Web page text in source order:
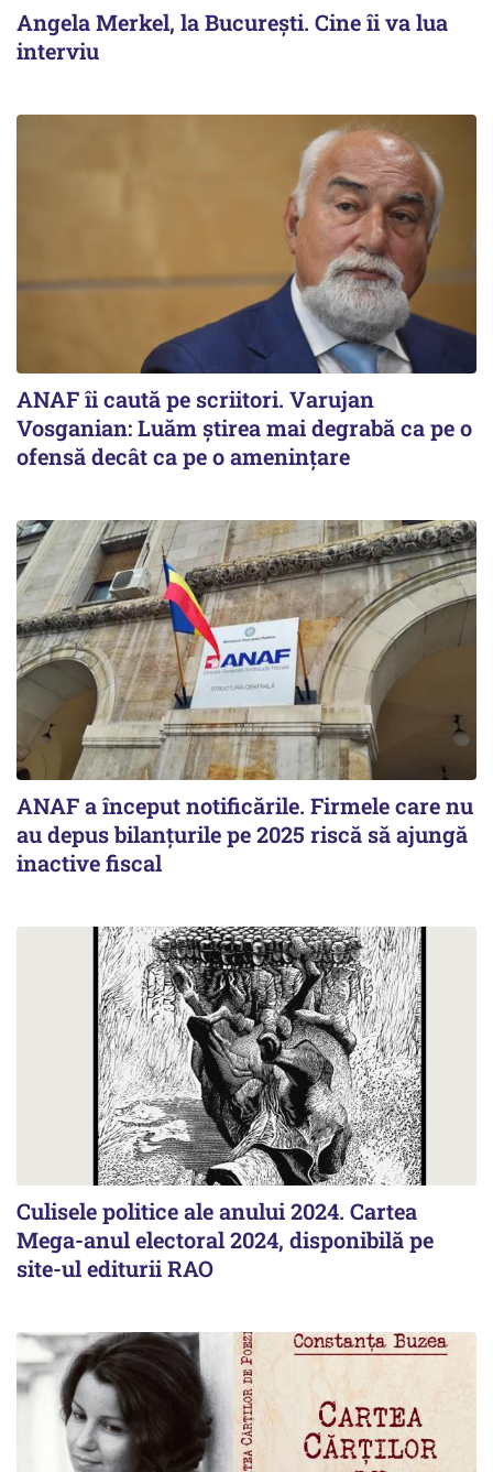
Angela Merkel, la București. Cine îi va lua
interviu
ANAF îi caută pe scriitori. Varujan
Vosganian: Luăm știrea mai degrabă ca pe o
ofensă decât ca pe o amenințare
ANAF a început notificările. Firmele care nu
au depus bilanțurile pe 2025 riscă să ajungă
inactive fiscal
Culisele politice ale anului 2024. Cartea
Mega-anul electoral 2024, disponibilă pe
site-ul editurii RAO